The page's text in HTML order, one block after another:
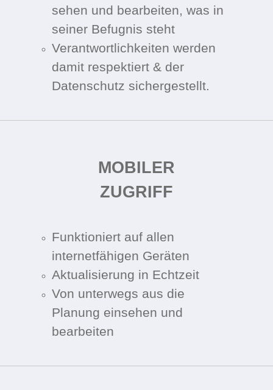
sehen und bearbeiten, was in
seiner Befugnis steht
Verantwortlichkeiten werden
damit respektiert & der
Datenschutz sichergestellt.
MOBILER
ZUGRIFF
Funktioniert auf allen
internetfähigen Geräten
Aktualisierung in Echtzeit
Von unterwegs aus die
Planung einsehen und
bearbeiten